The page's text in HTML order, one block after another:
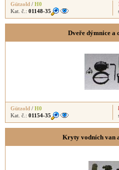
Gützold / H0
Kat. č.: 01148-35
Dveře dýmnice a
Gützold / H0
Kat. č.: 01154-35
Kryty vodních van